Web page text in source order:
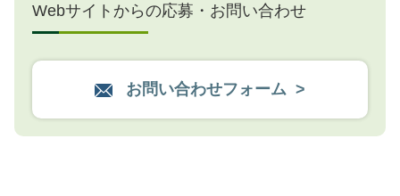
Webサイトからの応募・お問い合わせ
お問い合わせフォーム >